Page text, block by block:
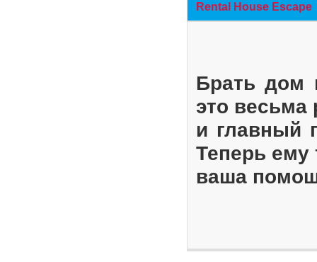
Rental House Escape
Брать дом
это весьма
и главный
Теперь ему
ваша